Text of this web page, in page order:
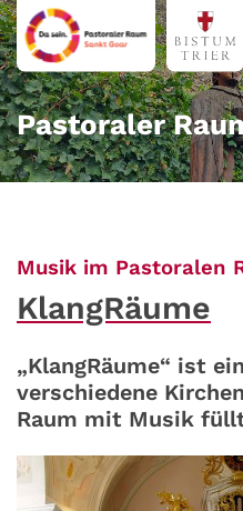
Zum Inhalt springen
Pastoraler
Musik im Pastoralen
KlangRäume
„KlangRäume“ ist
verschiedene
Raum mit Musik